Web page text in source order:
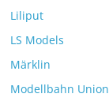
Liliput
LS Models
Märklin
Modellbahn Union